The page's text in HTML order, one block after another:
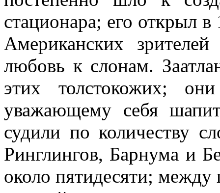
стационара; его открыл
Американских
любовь к слонам.
этих толстокожих;
уважающему себя
судили по количеству
Ринглингов, Барнума и
около пятидесяти;